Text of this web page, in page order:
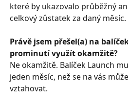
které by ukazovalo průběžný
celkový zůstatek za daný měsíc.
Právě jsem přešel(a) na
prominutí využít okamžitě?
Ne okamžitě. Balíček Launch
jeden měsíc, než se na vás
vztahovat.